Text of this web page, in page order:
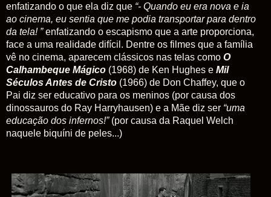
enfatizando o que ela diz que “- Quando eu era nova e ia
ao cinema, eu sentia que me podia transportar para dentro
da tela! ”enfatizando o escapismo que a arte proporciona,
face a uma realidade difícil. Dentre os filmes que a família
vê no cinema, aparecem clássicos nas telas como O
Calhambeque Mágico (1968) de Ken Hughes e Mil
Séculos Antes de Cristo (1966) de Don Chaffey, que o
Pai diz ser educativo para os meninos (por causa dos
dinossauros do Ray Harryhausen) e a Mãe diz ser “uma
educação dos infernos!”(por causa da Raquel Welch
naquele biquíni de peles...)